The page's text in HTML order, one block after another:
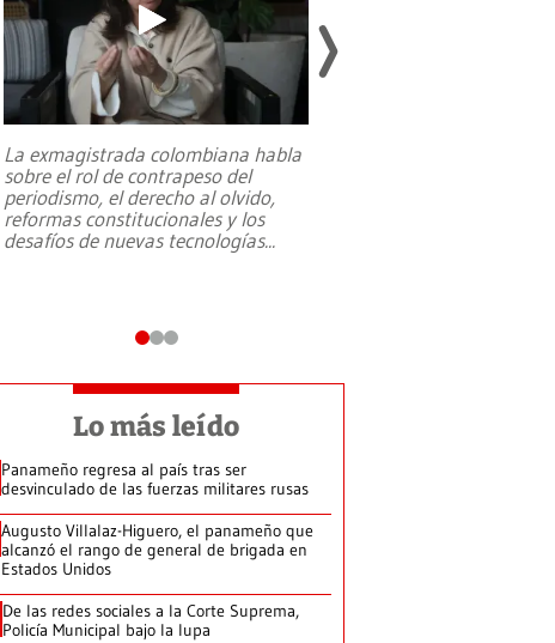
La exmagistrada colombiana habla
sobre el rol de contrapeso del
periodismo, el derecho al olvido,
reformas constitucionales y los
desafíos de nuevas tecnologías...
Lo más leído
Panameño regresa al país tras ser
desvinculado de las fuerzas militares rusas
Augusto Villalaz-Higuero, el panameño que
alcanzó el rango de general de brigada en
Estados Unidos
De las redes sociales a la Corte Suprema,
Policía Municipal bajo la lupa